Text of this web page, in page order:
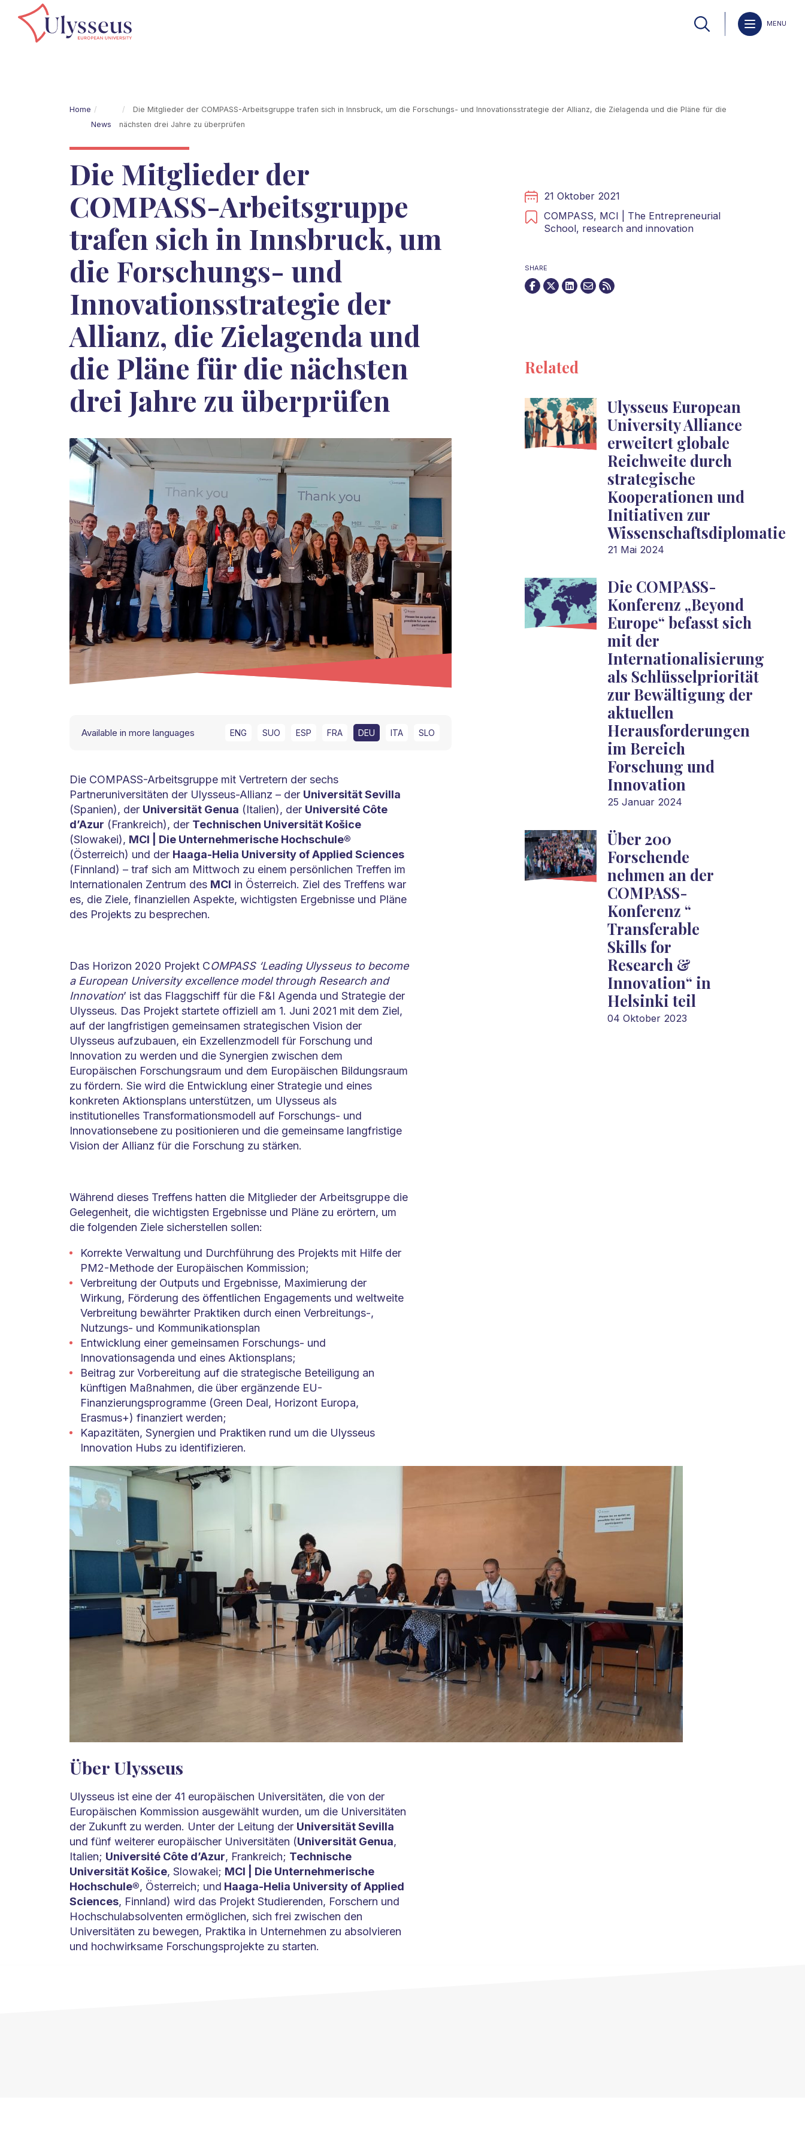
MENU
Home
News
Die Mitglieder der COMPASS-Arbeitsgruppe trafen sich in Innsbruck, um die Forschungs- und Innovationsstrategie der Allianz, die Zielagenda und die Pläne für die
nächsten drei Jahre zu überprüfen
Die Mitglieder der
COMPASS-Arbeitsgruppe
trafen sich in Innsbruck, um
die Forschungs- und
Innovationsstrategie der
Allianz, die Zielagenda und
die Pläne für die nächsten
drei Jahre zu überprüfen
Available in more languages ENG SUO ESP FRA DEU ITA SLO
Die COMPASS-Arbeitsgruppe mit Vertretern der sechs
Partneruniversitäten der Ulysseus-Allianz – der Universität Sevilla
(Spanien), der Universität Genua (Italien), der Université Côte
d’Azur (Frankreich), der Technischen Universität Košice
(Slowakei), MCI | Die Unternehmerische Hochschule®
(Österreich) und der Haaga-Helia University of Applied Sciences
(Finnland) – traf sich am Mittwoch zu einem persönlichen Treffen im
Internationalen Zentrum des MCI in Österreich. Ziel des Treffens war
es, die Ziele, finanziellen Aspekte, wichtigsten Ergebnisse und Pläne
des Projekts zu besprechen.
Das Horizon 2020 Projekt COMPASS ‘Leading Ulysseus to become
a European University excellence model through Research and
Innovation’ ist das Flaggschiff für die F&I Agenda und Strategie der
Ulysseus. Das Projekt startete offiziell am 1. Juni 2021 mit dem Ziel,
auf der langfristigen gemeinsamen strategischen Vision der
Ulysseus aufzubauen, ein Exzellenzmodell für Forschung und
Innovation zu werden und die Synergien zwischen dem
Europäischen Forschungsraum und dem Europäischen Bildungsraum
zu fördern. Sie wird die Entwicklung einer Strategie und eines
konkreten Aktionsplans unterstützen, um Ulysseus als
institutionelles Transformationsmodell auf Forschungs- und
Innovationsebene zu positionieren und die gemeinsame langfristige
Vision der Allianz für die Forschung zu stärken.
Während dieses Treffens hatten die Mitglieder der Arbeitsgruppe die
Gelegenheit, die wichtigsten Ergebnisse und Pläne zu erörtern, um
die folgenden Ziele sicherstellen sollen:
Korrekte Verwaltung und Durchführung des Projekts mit Hilfe der
PM2-Methode der Europäischen Kommission;
Verbreitung der Outputs und Ergebnisse, Maximierung der
Wirkung, Förderung des öffentlichen Engagements und weltweite
Verbreitung bewährter Praktiken durch einen Verbreitungs-,
Nutzungs- und Kommunikationsplan
Entwicklung einer gemeinsamen Forschungs- und
Innovationsagenda und eines Aktionsplans;
Beitrag zur Vorbereitung auf die strategische Beteiligung an
künftigen Maßnahmen, die über ergänzende EU-
Finanzierungsprogramme (Green Deal, Horizont Europa,
Erasmus+) finanziert werden;
Kapazitäten, Synergien und Praktiken rund um die Ulysseus
Innovation Hubs zu identifizieren.
Über Ulysseus
Ulysseus ist eine der 41 europäischen Universitäten, die von der
Europäischen Kommission ausgewählt wurden, um die Universitäten
der Zukunft zu werden. Unter der Leitung der Universität Sevilla
und fünf weiterer europäischer Universitäten (Universität Genua,
Italien; Université Côte d’Azur, Frankreich; Technische
Universität Košice, Slowakei; MCI | Die Unternehmerische
Hochschule®, Österreich; und Haaga-Helia University of Applied
Sciences, Finnland) wird das Projekt Studierenden, Forschern und
Hochschulabsolventen ermöglichen, sich frei zwischen den
Universitäten zu bewegen, Praktika in Unternehmen zu absolvieren
und hochwirksame Forschungsprojekte zu starten.
21 Oktober 2021
COMPASS, MCI | The Entrepreneurial
School, research and innovation
SHARE
Related
Ulysseus European
University Alliance
erweitert globale
Reichweite durch
strategische
Kooperationen und
Initiativen zur
Wissenschaftsdiplomatie
21 Mai 2024
Die COMPASS-
Konferenz „Beyond
Europe“ befasst sich
mit der
Internationalisierung
als Schlüsselpriorität
zur Bewältigung der
aktuellen
Herausforderungen
im Bereich
Forschung und
Innovation
25 Januar 2024
Über 200
Forschende
nehmen an der
COMPASS-
Konferenz “
Transferable
Skills for
Research &
Innovation“ in
Helsinki teil
04 Oktober 2023